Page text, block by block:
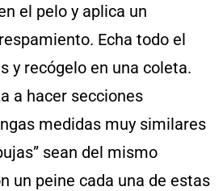
el pelo y aplica un
Echa todo el
y recógelo en una coleta.
a hacer secciones
medidas muy similares
sean del mismo
un peine cada una de estas